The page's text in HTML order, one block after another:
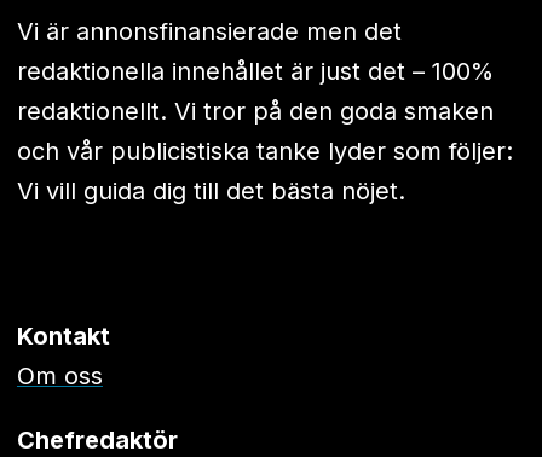
Vi är annonsfinansierade men det
redaktionella innehållet är just det – 100%
redaktionellt. Vi tror på den goda smaken
och vår publicistiska tanke lyder som följer:
Vi vill guida dig till det bästa nöjet.
Kontakt
Om oss
Chefredaktör